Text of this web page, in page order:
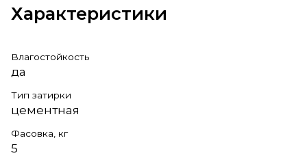
Характеристики
Влагостойкость
да
Тип затирки
цементная
Фасовка, кг
5